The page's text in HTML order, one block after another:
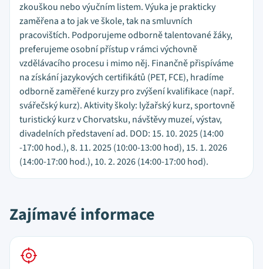
zkouškou nebo výučním listem. Výuka je prakticky
zaměřena a to jak ve škole, tak na smluvních
pracovištích. Podporujeme odborně talentované žáky,
preferujeme osobní přístup v rámci výchovně
vzdělávacího procesu i mimo něj. Finančně přispíváme
na získání jazykových certifikátů (PET, FCE), hradíme
odborně zaměřené kurzy pro zvýšení kvalifikace (např.
svářečský kurz). Aktivity školy: lyžařský kurz, sportovně
turistický kurz v Chorvatsku, návštěvy muzeí, výstav,
divadelních představení ad. DOD: 15. 10. 2025 (14:00
-17:00 hod.), 8. 11. 2025 (10:00-13:00 hod), 15. 1. 2026
(14:00-17:00 hod.), 10. 2. 2026 (14:00-17:00 hod).
Zajímavé informace